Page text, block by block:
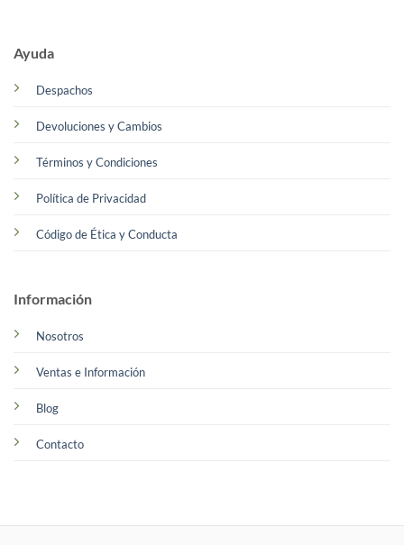
Ayuda
Despachos
Devoluciones y Cambios
Términos y Condiciones
Política de Privacidad
Código de Ética y Conducta
Información
Nosotros
Ventas e Información
Blog
Contacto